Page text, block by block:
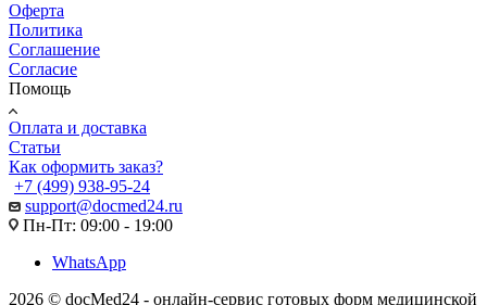
Оферта
Политика
Соглашение
Согласие
Помощь
Оплата и доставка
Статьи
Как оформить заказ?
+7 (499) 938-95-24
support@docmed24.ru
Пн-Пт: 09:00 - 19:00
WhatsApp
2026 © docMed24 - онлайн-сервис готовых форм медицинской